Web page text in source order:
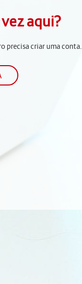
aqui?
precisa criar uma conta.